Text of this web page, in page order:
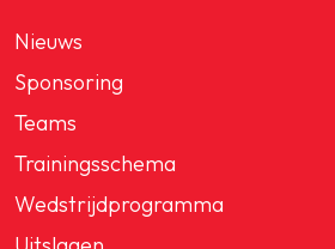
Nieuws
Sponsoring
Teams
Trainingsschema
Wedstrijdprogramma